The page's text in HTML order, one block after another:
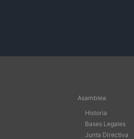
Asamblea
Historia
Bases Legales
Junta Directiva